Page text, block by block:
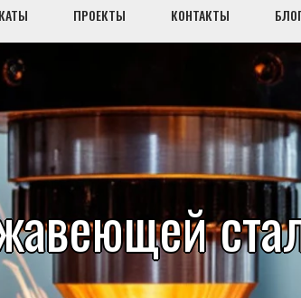
ПРОЕКТЫ КОНТАКТЫ